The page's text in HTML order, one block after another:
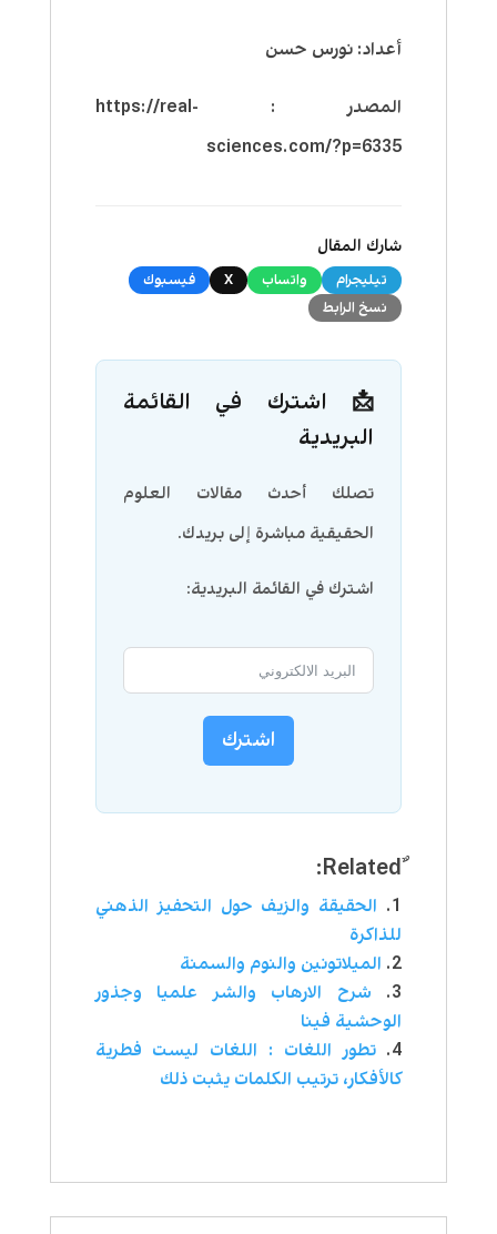
أعداد: نورس حسن
المصدر : https://real-
sciences.com/?p=6335
شارك المقال
تيليجرام واتساب X
فيسبوك
نسخ الرابط
📩 اشترك في القائمة
البريدية
تصلك أحدث مقالات العلوم
الحقيقية مباشرة إلى بريدك.
اشترك في القائمة البريدية:
اشترك
ٌRelated:
الحقيقة والزيف حول التحفيز الذهني
للذاكرة
الميلاتونين والنوم والسمنة
شرح الارهاب والشر علميا وجذور
الوحشية فينا
تطور اللغات : اللغات ليست فطرية
كالأفكار، ترتيب الكلمات يثبت ذلك